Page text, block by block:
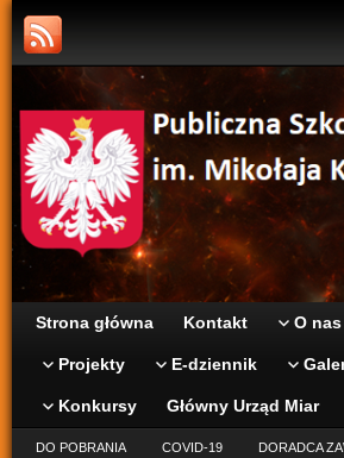
Strona główna Kontakt O nas
Projekty E-dziennik
Konkursy Główny Urząd Miar
DO POBRANIA COVID-19 DORADCA